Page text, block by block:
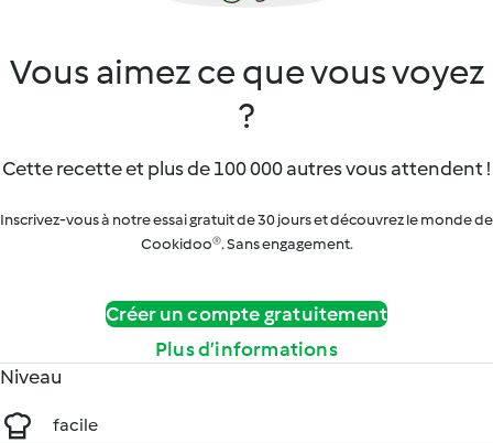
Vous aimez ce que vous voyez
?
Cette recette et plus de 100 000 autres vous attendent !
Inscrivez-vous à notre essai gratuit de 30 jours et découvrez le monde de
Cookidoo®. Sans engagement.
Créer un compte gratuitement
Plus d’informations
Niveau
facile